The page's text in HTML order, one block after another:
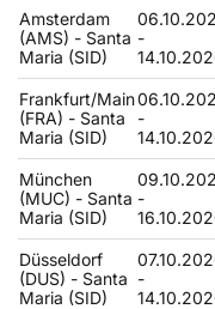
Amsterdam
(AMS) - Santa
Maria (SID)
-
Frankfurt/Main
(FRA) - Santa
Maria (SID)
-
München
(MUC) - Santa
Maria (SID)
-
Düsseldorf
(DUS) - Santa
Maria (SID)
-